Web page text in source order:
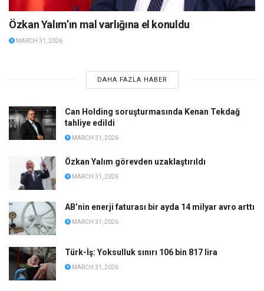
Özkan Yalım’ın mal varlığına el konuldu
MARCH 31, 2026
DAHA FAZLA HABER
Can Holding soruşturmasında Kenan Tekdağ
tahliye edildi
MARCH 31, 2026
Özkan Yalım görevden uzaklaştırıldı
MARCH 31, 2026
AB’nin enerji faturası bir ayda 14 milyar avro arttı
MARCH 31, 2026
Türk-İş: Yoksulluk sınırı 106 bin 817 lira
MARCH 31, 2026